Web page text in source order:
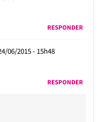
RESPONDER
06/2015 - 15h48
RESPONDER